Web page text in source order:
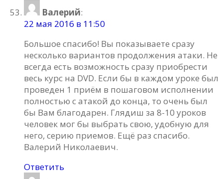
Валерий:
22 мая 2016 в 11:50
Большое спасибо! Вы показываете сразу
несколько вариантов продолжения атаки. Не
всегда есть возможность сразу приобрести
весь курс на DVD. Если бы в каждом уроке был
проведен 1 приём в пошаговом исполнении
полностью с атакой до конца, то очень был
бы Вам благодарен. Глядиш за 8-10 уроков
человек мог бы выбрать свою, удобную для
него, серию приемов. Ещё раз спасибо.
Валерий Николаевич.
Ответить